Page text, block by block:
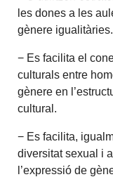
les dones a les
gènere igualitàries.
− Es facilita el
culturals entre
gènere en
cultural.
− Es facilita,
diversitat sexual i
l’expressió de